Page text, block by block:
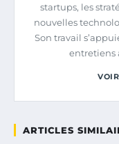
startups, les
nouvelles
Son travail
entretiens
ARTICLES